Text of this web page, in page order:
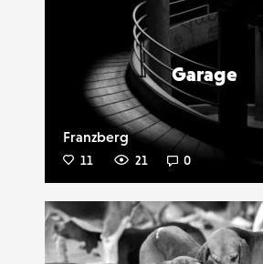
Garage
Franzberg
11 21 0